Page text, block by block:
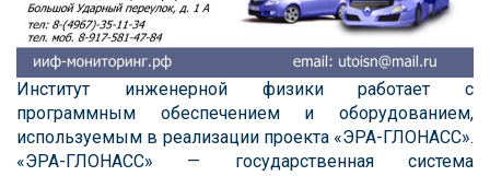
Институт инженерной физики работает с
программным обеспечением и оборудованием,
используемым в реализации проекта «ЭРА-ГЛОНАСС».
«ЭРА-ГЛОНАСС» — государственная система